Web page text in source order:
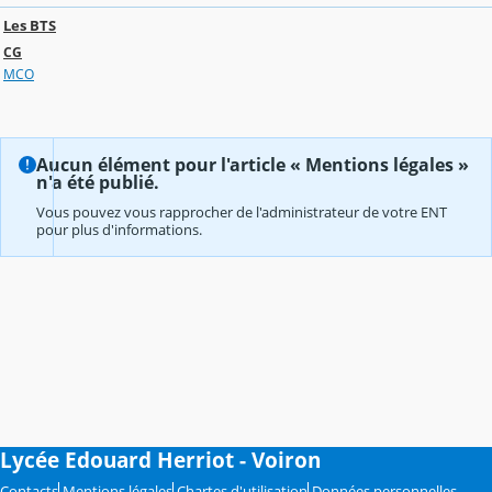
Les BTS
CG
MCO
Aucun élément pour l'article « Mentions légales »
n'a été publié.
Vous pouvez vous rapprocher de l'administrateur de votre ENT
pour plus d'informations.
Lycée Edouard Herriot - Voiron